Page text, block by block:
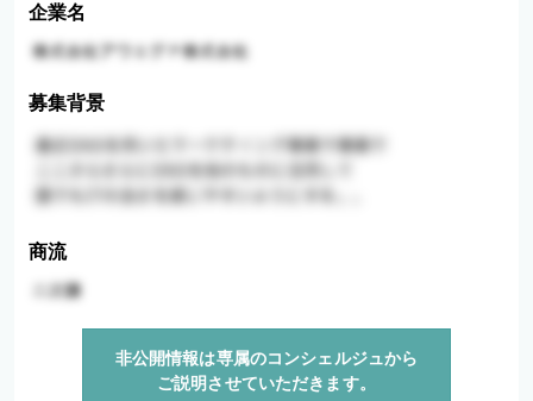
企業名
募集背景
商流
非公開情報は専属のコンシェルジュから
ご説明させていただきます。